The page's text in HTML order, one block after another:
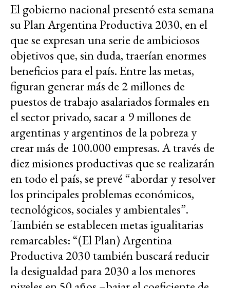
El gobierno nacional presentó esta semana
su Plan Argentina Productiva 2030, en el
que se expresan una serie de ambiciosos
objetivos que, sin duda, traerían enormes
beneficios para el país. Entre las metas,
figuran generar más de 2 millones de
puestos de trabajo asalariados formales en
el sector privado, sacar a 9 millones de
argentinas y argentinos de la pobreza y
crear más de 100.000 empresas. A través de
diez misiones productivas que se realizarán
en todo el país, se prevé “abordar y resolver
los principales problemas económicos,
tecnológicos, sociales y ambientales”.
También se establecen metas igualitarias
remarcables: “(El Plan) Argentina
Productiva 2030 también buscará reducir
la desigualdad para 2030 a los menores